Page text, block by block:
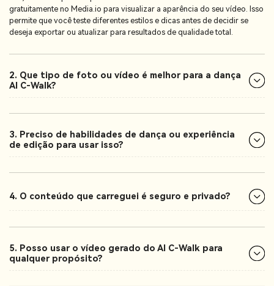
gratuitamente no Media.io para visualizar a aparência do seu vídeo. Isso
permite que você teste diferentes estilos e dicas antes de decidir se
deseja exportar ou atualizar para resultados de qualidade total.
2. Que tipo de foto ou vídeo é melhor para a dança
AI C-Walk?
3. Preciso de habilidades de dança ou experiência
de edição para usar isso?
4. O conteúdo que carreguei é seguro e privado?
5. Posso usar o vídeo gerado do AI C-Walk para
qualquer propósito?